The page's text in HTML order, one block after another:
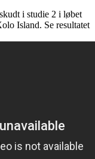
i studie 2 i løbet
Island. Se resultatet